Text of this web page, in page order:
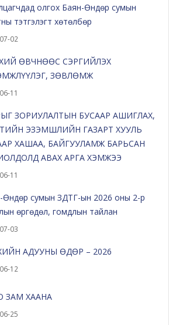
олгох Баян-Өндөр сумын
тэтгэлэгт хөтөлбөр
02
ӨВЧНӨӨС СЭРГИЙЛЭХ
ЗӨВЛӨМЖ
11
ЗОРИУЛАЛТЫН БУСААР АШИГЛАХ,
ЭЗЭМШЛИЙН ГАЗАРТ ХУУЛЬ
ХАШАА, БАЙГУУЛАМЖ БАРЬСАН
АВАХ АРГА ХЭМЖЭЭ
11
Өндөр сумын ЗДТГ-ын 2026 оны 2-р
өргөдөл, гомдлын тайлан
03
АДУУНЫ ӨДӨР – 2026
12
ЗАМ ХААНА
25